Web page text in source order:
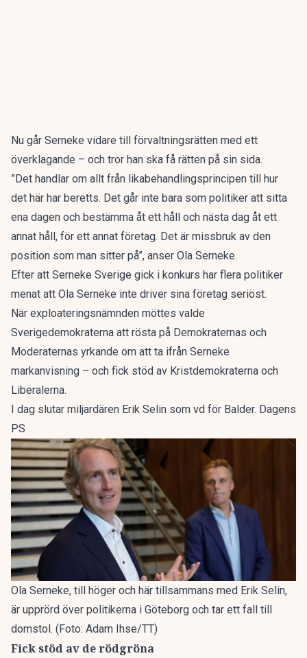
Nu går Serneke vidare till förvaltningsrätten med ett
överklagande – och tror han ska få rätten på sin sida.
”Det handlar om allt från likabehandlingsprincipen till hur
det här har beretts. Det går inte bara som politiker att sitta
ena dagen och bestämma åt ett håll och nästa dag åt ett
annat håll, för ett annat företag. Det är missbruk av den
position som man sitter på”, anser Ola Serneke.
Efter att Serneke Sverige gick i konkurs har flera politiker
menat att Ola Serneke inte driver sina företag seriöst.
När exploateringsnämnden möttes valde
Sverigedemokraterna att rösta på Demokraternas och
Moderaternas yrkande om att ta ifrån Serneke
markanvisning – och fick stöd av Kristdemokraterna och
Liberalerna.
I dag slutar miljardären Erik Selin som vd för Balder. Dagens
PS
Ola Serneke, till höger och här tillsammans med Erik Selin,
är upprörd över politikerna i Göteborg och tar ett fall till
domstol. (Foto: Adam Ihse/TT)
Fick stöd av de rödgröna